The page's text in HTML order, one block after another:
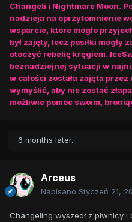
Changeli i Nightmare Moon.
nadzieja na oprzytomnienie
wsparcie, które mogło
był zajęty, lecz posiłki mogły
otoczyć rebelię kręgiem.
beznadziejnej sytuacji w
w całości została zajęta
wymyślić, aby nie zostać
możliwie pomóc swoim,
6 months later...
Arceus
Napisano Styczeń 21,
Changeling wyszedł z piwnicy i